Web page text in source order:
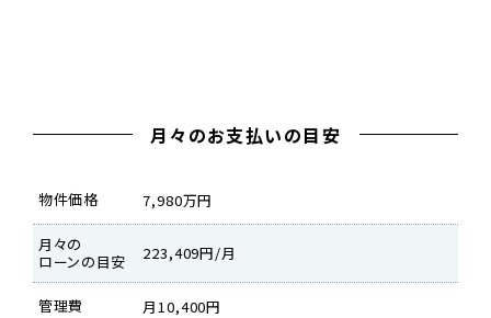
月々のお支払いの目安
物件価格 7,980万円
月々の
ローンの目安
223,409円/月
管理費 月10,400円